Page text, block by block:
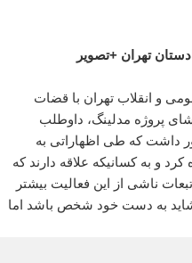
تهران +تصویر
و انقلاب تهران با قضات
پروژه مدلینگ، داوطلب
داشت که طی اظهاراتی به
و به کسانیکه علاقه دارند که
ناشی از این فعالیت بیشتر
شاید به دست خود شخص باشد اما